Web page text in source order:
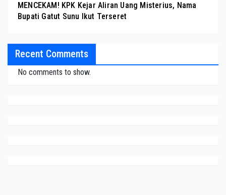
MENCEKAM! KPK Kejar Aliran Uang Misterius, Nama
Bupati Gatut Sunu Ikut Terseret
Recent Comments
No comments to show.